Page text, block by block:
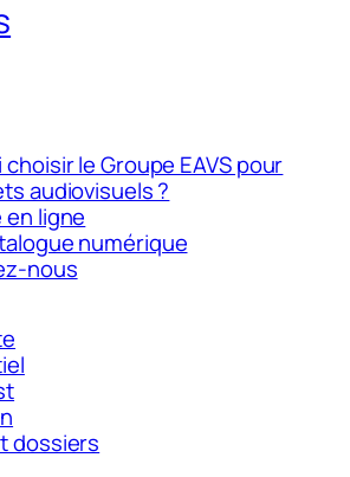
le Groupe EAVS pour
audiovisuels ?
ligne
numérique
nous
dossiers